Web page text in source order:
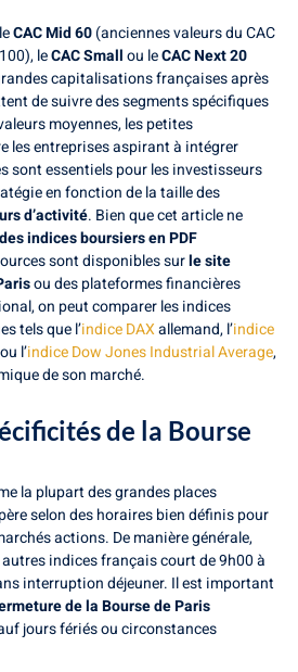
CAC Mid 60(anciennes valeurs du CAC
leCAC Smallou leCAC Next 20
capitalisations françaises après
de suivre des segments spécifiques
moyennes, les petites
les entreprises aspirant à intégrer
sont essentiels pour les investisseurs
en fonction de la taille des
d’activité. Bien que cet article ne
indices boursiers en PDF
sont disponibles surle site
ou des plateformes financières
on peut comparer les indices
tels que l’indice DAXallemand, l’indice
l’indice Dow Jones Industrial Average,
de son marché.
de la Bourse
la plupart des grandes places
selon des horaires bien définis pour
actions. De manière générale,
indices français court de 9h00 à
interruption déjeuner. Il est important
de la Bourse de Paris
jours fériés ou circonstances